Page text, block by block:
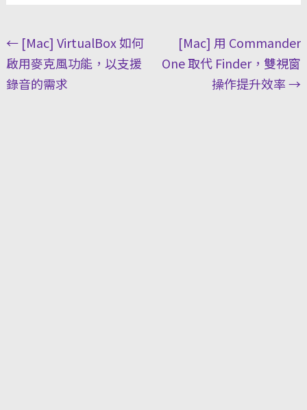
Post
navigation
←[Mac] VirtualBox 如何
啟用麥克風功能，以支援
錄音的需求
[Mac] 用 Commander
One 取代 Finder，雙視窗
操作提升效率→